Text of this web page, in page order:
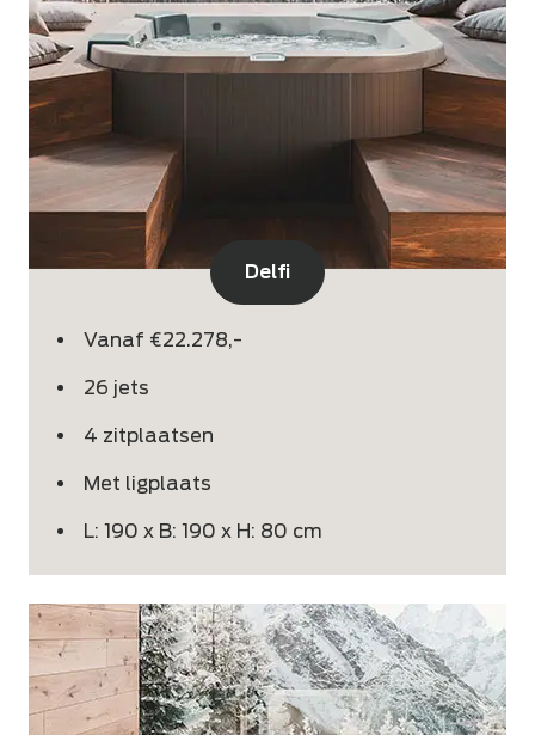
Vanaf €22.278,-
26 jets
4 zitplaatsen
Met ligplaats
L: 190 x B: 190 x H: 80 cm
Delfi